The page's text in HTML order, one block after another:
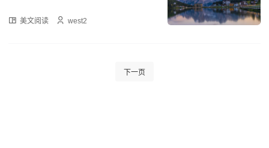
美文阅读 west2
下一页